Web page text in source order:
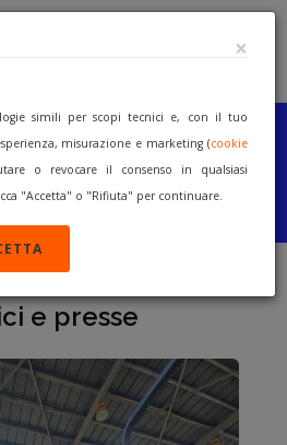
COSTRUTTORE
GRATUITAMENTE
MACCHINARI
A VENDERE
e presse
×
simili per scopi tecnici e, con il tuo
misurazione e marketing (cookie
o revocare il consenso in qualsiasi
"Accetta" o "Rifiuta" per continuare.